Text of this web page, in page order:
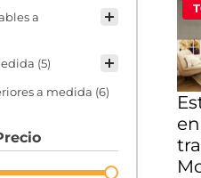
a
(5)
a medida (6)